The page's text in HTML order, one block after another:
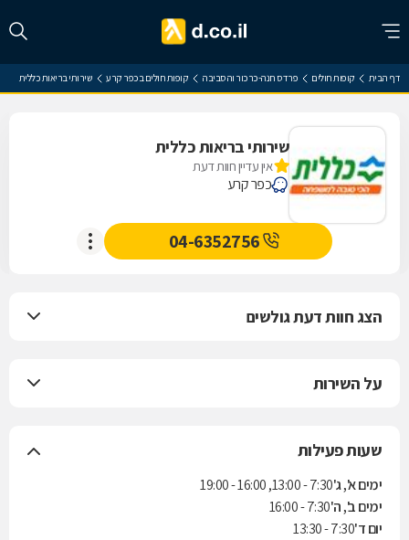
דף הבית קופות חולים פרדס חנה-כרכור והסביבה קופות חולים בכפר קרע שירותי בריאות כללית
שירותי בריאות כללית
אין עדיין חוות דעת
כפר קרע
04-6352756
הצג חוות דעת גולשים
על השירות
שעות פעילות
ימים א', ג'7:30 - 13:00, 16:00 - 19:00
ימים ב', ה'7:30 - 16:00
יום ד'7:30 - 13:30